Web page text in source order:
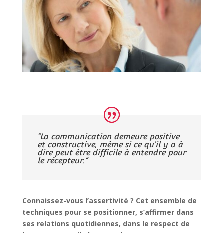
“La communication demeure positive
et constructive, même si ce qu’il y a à
dire peut être difficile à entendre pour
le récepteur.“
Connaissez-vous l’assertivité ? Cet ensemble de
techniques pour se positionner, s’affirmer dans
ses relations quotidiennes, dans le respect de